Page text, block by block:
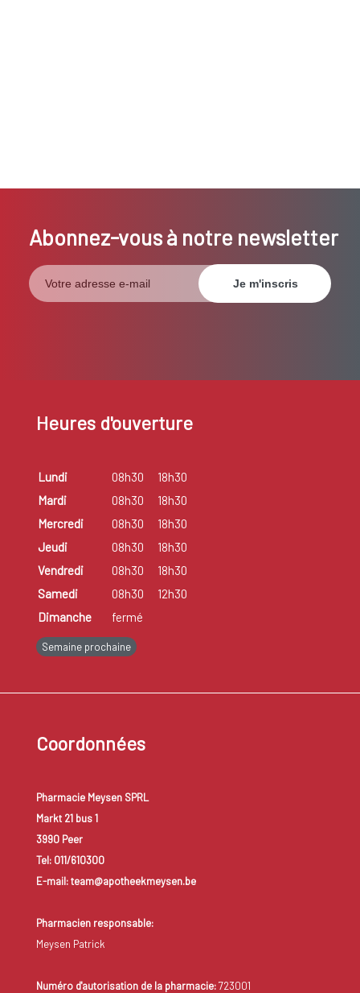
Abonnez-vous à notre newsletter
Heures d'ouverture
Lundi 08h30
18h30
Mardi
08h30
18h30
Mercredi
08h30
18h30
Jeudi
08h30
18h30
Vendredi
08h30
18h30
Samedi
08h30
12h30
Dimanche
fermé
Semaine prochaine
Coordonnées
Pharmacie Meysen SPRL
Markt 21 bus 1
3990 Peer
Tel: 011/610300
E-mail: team@apotheekmeysen.be
Pharmacien responsable:
Meysen Patrick
Numéro d'autorisation de la pharmacie:723001